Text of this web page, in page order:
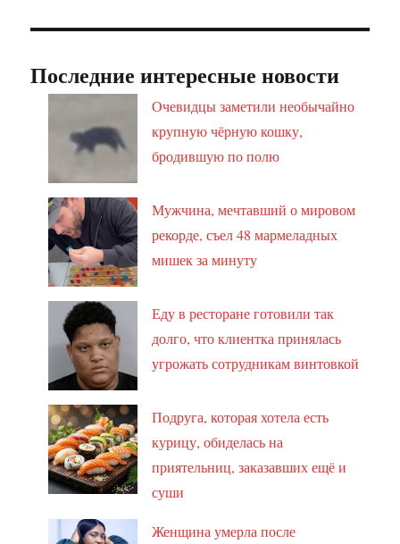
Последние интересные новости
Очевидцы заметили необычайно
крупную чёрную кошку,
бродившую по полю
Мужчина, мечтавший о мировом
рекорде, съел 48 мармеладных
мишек за минуту
Еду в ресторане готовили так
долго, что клиентка принялась
угрожать сотрудникам винтовкой
Подруга, которая хотела есть
курицу, обиделась на
приятельниц, заказавших ещё и
суши
Женщина умерла после